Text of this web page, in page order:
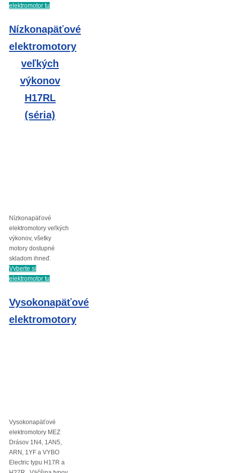
elektromotor tu
Nízkonapäťové
elektromotory
veľkých
výkonov
H17RL
(séria)
Nízkonapäťové
elektromotory veľkých
výkonov, všetky
motory dostupné
skladom ihneď.
Vyberte si
elektromotor tu
Vysokonapäťové
elektromotory
Vysokonapäťové
elektromotory MEZ
Drásov 1N4, 1AN5,
ARN, 1YF a VYBO
Electric typu H17R a